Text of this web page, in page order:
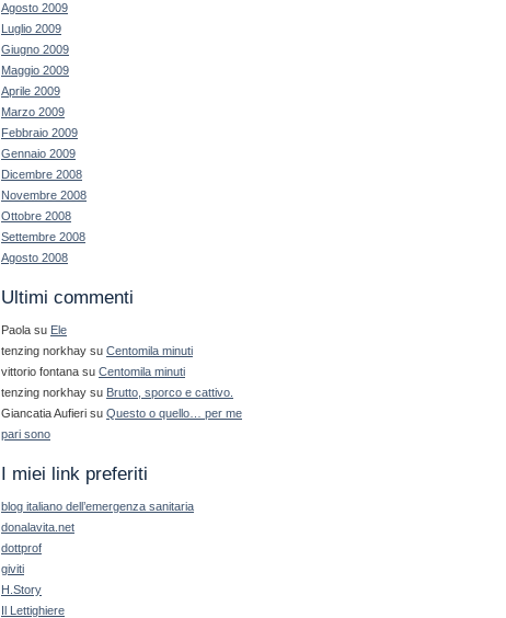
Agosto 2009
Luglio 2009
Giugno 2009
Maggio 2009
Aprile 2009
Marzo 2009
Febbraio 2009
Gennaio 2009
Dicembre 2008
Novembre 2008
Ottobre 2008
Settembre 2008
Agosto 2008
Ultimi commenti
Paola su Ele
tenzing norkhay su Centomila minuti
vittorio fontana su Centomila minuti
tenzing norkhay su Brutto, sporco e cattivo.
Giancatia Aufieri su Questo o quello… per me
pari sono
I miei link preferiti
blog italiano dell’emergenza sanitaria
donalavita.net
dottprof
giviti
H.Story
Il Lettighiere